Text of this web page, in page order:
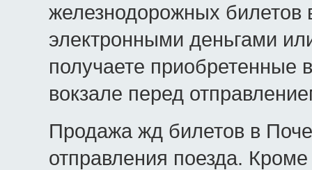
железнодорожных билетов
электронными деньгами
получаете
вокзале перед
Продажа жд билетов в
отправления поезда.